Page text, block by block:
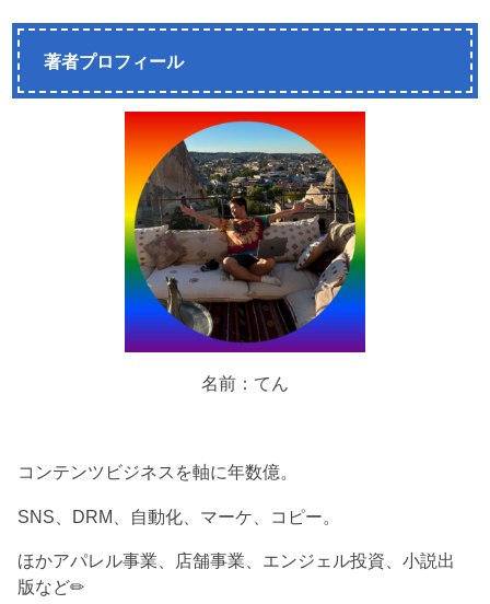
著者プロフィール
名前：てん
コンテンツビジネスを軸に年数億。
SNS、DRM、自動化、マーケ、コピー。
ほかアパレル事業、店舗事業、エンジェル投資、小説出
版など✏︎